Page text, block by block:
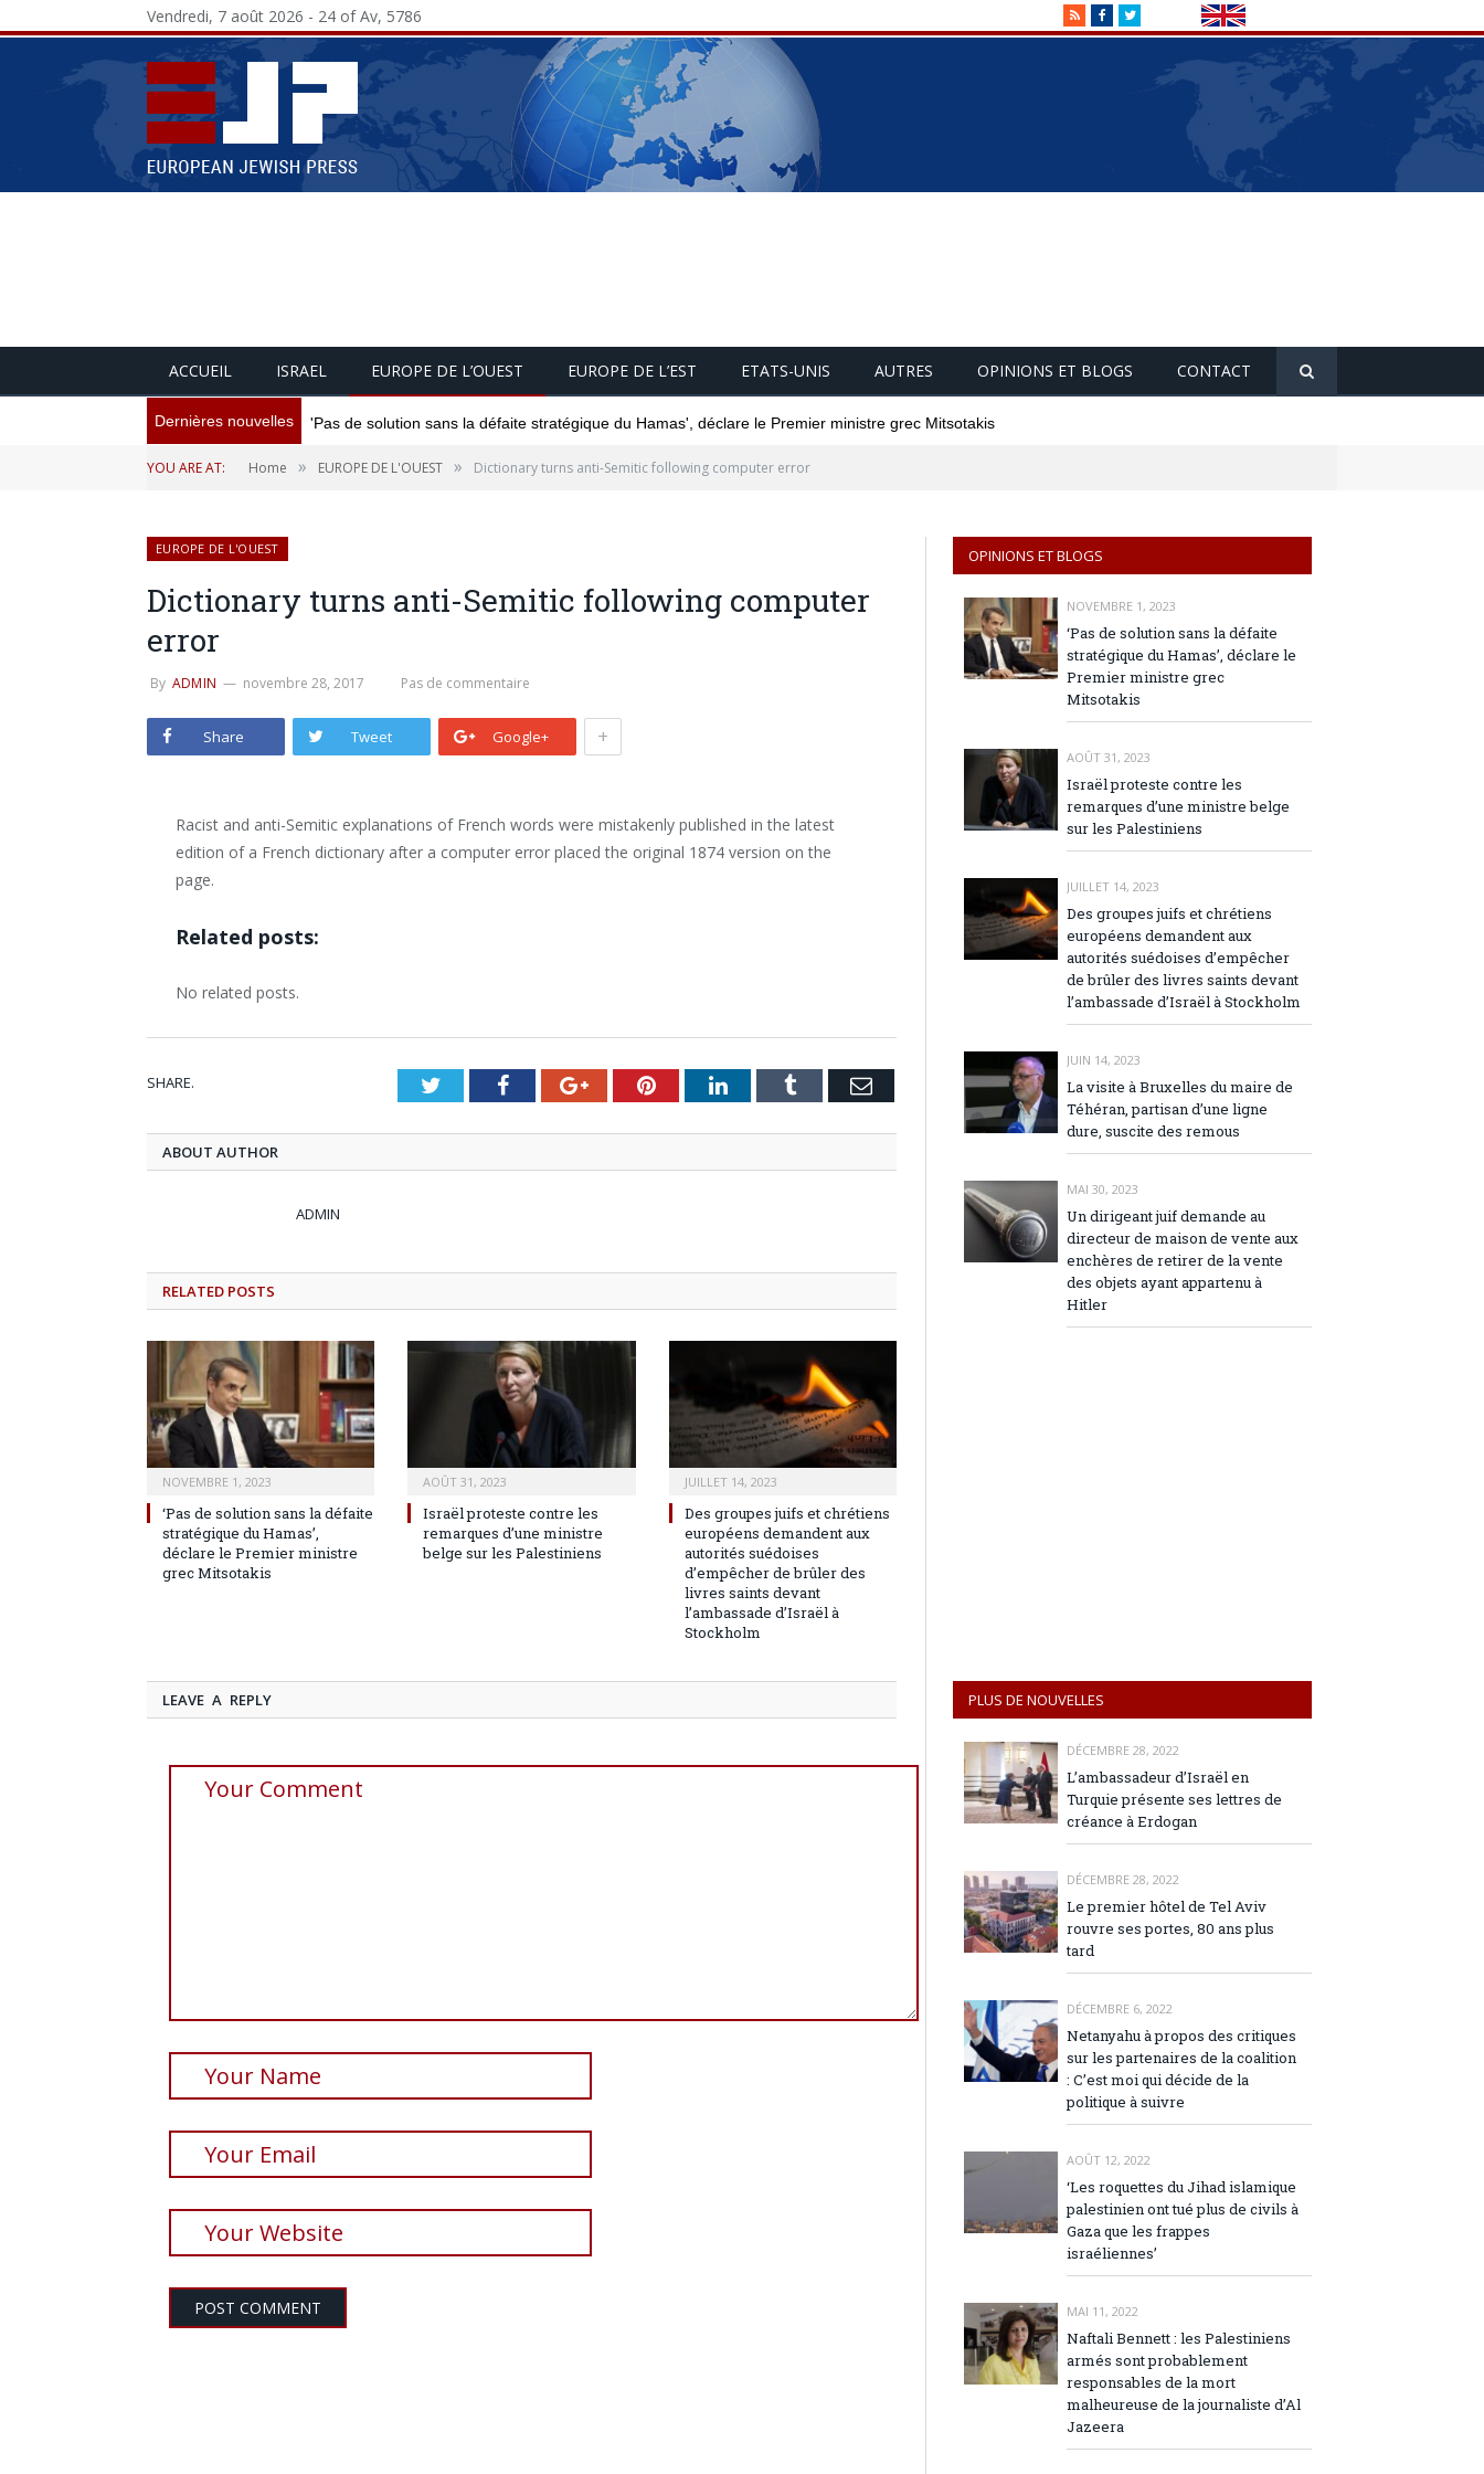
RSSFacebookTwitter
Vendredi, 7 août 2026 - 24 of Av, 5786
ACCUEIL ISRAEL EUROPE DE L’OUEST EUROPE DE L’EST ETATS-UNIS AUTRES OPINIONS ET BLOGS CONTACT
Dernières nouvelles 'Pas de solution sans la défaite stratégique du Hamas', déclare le Premier ministre grec Mitsotakis
YOU ARE AT: Home » EUROPE DE L'OUEST » Dictionary turns anti-Semitic following computer error
EUROPE DE L'OUEST
Dictionary turns anti-Semitic following computer
error
By ADMIN novembre 28, 2017 Pas de commentaire
Share Tweet Google+ +
Racist and anti-Semitic explanations of French words were mistakenly published in the latest
edition of a French dictionary after a computer error placed the original 1874 version on the
page.
Related posts:
No related posts.
SHARE. TwitterFacebookGoogle+PinterestLinkedInTumblr Email
ABOUT AUTHOR
ADMIN
RELATED POSTS
NOVEMBRE 1, 2023
‘Pas de solution sans la défaite
stratégique du Hamas’,
déclare le Premier ministre
grec Mitsotakis
AOÛT 31, 2023
Israël proteste contre les
remarques d’une ministre
belge sur les Palestiniens
JUILLET 14, 2023
Des groupes juifs et chrétiens
européens demandent aux
autorités suédoises
d’empêcher de brûler des
livres saints devant
l’ambassade d’Israël à
Stockholm
LEAVE A REPLY
OPINIONS ET BLOGS
NOVEMBRE 1, 2023
‘Pas de solution sans la défaite
stratégique du Hamas’, déclare le
Premier ministre grec
Mitsotakis
AOÛT 31, 2023
Israël proteste contre les
remarques d’une ministre belge
sur les Palestiniens
JUILLET 14, 2023
Des groupes juifs et chrétiens
européens demandent aux
autorités suédoises d’empêcher
de brûler des livres saints devant
l’ambassade d’Israël à Stockholm
JUIN 14, 2023
La visite à Bruxelles du maire de
Téhéran, partisan d’une ligne
dure, suscite des remous
MAI 30, 2023
Un dirigeant juif demande au
directeur de maison de vente aux
enchères de retirer de la vente
des objets ayant appartenu à
Hitler
PLUS DE NOUVELLES
DÉCEMBRE 28, 2022
L’ambassadeur d’Israël en
Turquie présente ses lettres de
créance à Erdogan
DÉCEMBRE 28, 2022
Le premier hôtel de Tel Aviv
rouvre ses portes, 80 ans plus
tard
DÉCEMBRE 6, 2022
Netanyahu à propos des critiques
sur les partenaires de la coalition
: C’est moi qui décide de la
politique à suivre
AOÛT 12, 2022
‘Les roquettes du Jihad islamique
palestinien ont tué plus de civils à
Gaza que les frappes
israéliennes’
MAI 11, 2022
Naftali Bennett : les Palestiniens
armés sont probablement
responsables de la mort
malheureuse de la journaliste d’Al
Jazeera